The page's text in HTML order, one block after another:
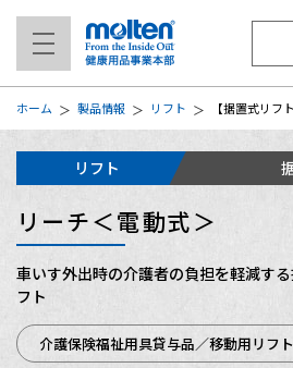
ホーム 製品情報 リフト 【据置式リフ
リフト
リーチ＜電動式＞
車いす外出時の介護者の負担を軽減す
フト
介護保険福祉用具貸与品／移動用リフト